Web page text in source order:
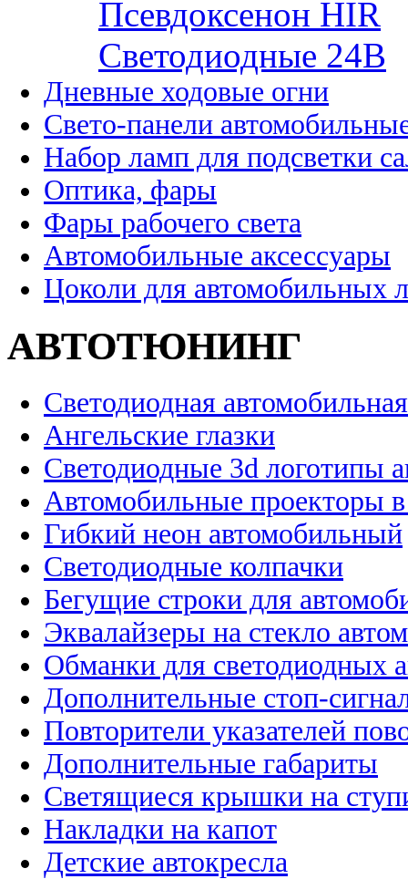
Псевдоксенон HIR
Cветодиодные 24B
Дневные ходовые огни
Свето-панели
Набор ламп для подсветки
Оптика, фары
Фары рабочего света
Автомобильные аксессуары
Цоколи для автомобильных
АВТОТЮНИНГ
Светодиодная
Ангельские глазки
Светодиодные 3d логотипы
Автомобильные проекторы
Гибкий неон автомобильный
Светодиодные колпачки
Бегущие строки для
Эквалайзеры на стекло
Обманки для светодиодных
Дополнительные стоп-
Повторители указателей
Дополнительные габариты
Светящиеся крышки на
Накладки на капот
Детские автокресла